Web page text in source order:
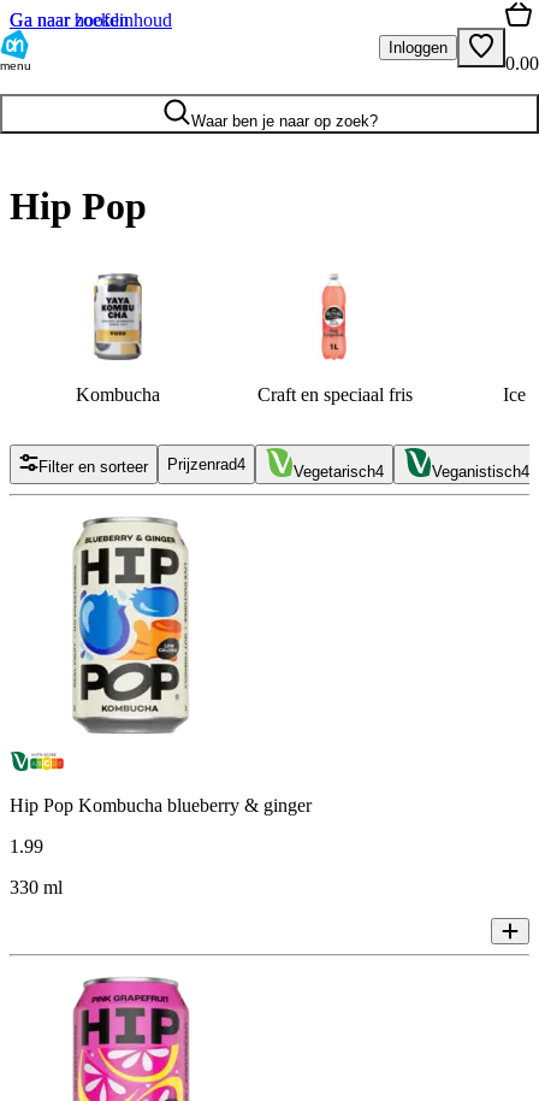
Ga naar hoofdinhoud
Ga naar zoeken
menu
Inloggen
0.00
Waar ben je naar op zoek?
Hip Pop
Kombucha Craft en speciaal fris Ice
Filter en sorteer Prijzenrad4 Vegetarisch4 Veganistisch4
Hip Pop Kombucha blueberry & ginger
1.99
330 ml